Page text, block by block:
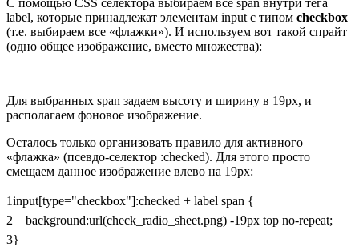
label, которые принадлежат элементам input с типом checkbox
(т.е. выбираем все «флажки»). И используем вот такой спрайт
(одно общее изображение, вместо множества):
Для выбранных span задаем высоту и ширину в 19px, и
располагаем фоновое изображение.
Осталось только организовать правило для активного
«флажка» (псевдо-селектор :checked). Для этого просто
смещаем данное изображение влево на 19px:
1
2
3
input[type="checkbox"]:checked + label span {
background:url(check_radio_sheet.png) -19px top no-repeat;
}